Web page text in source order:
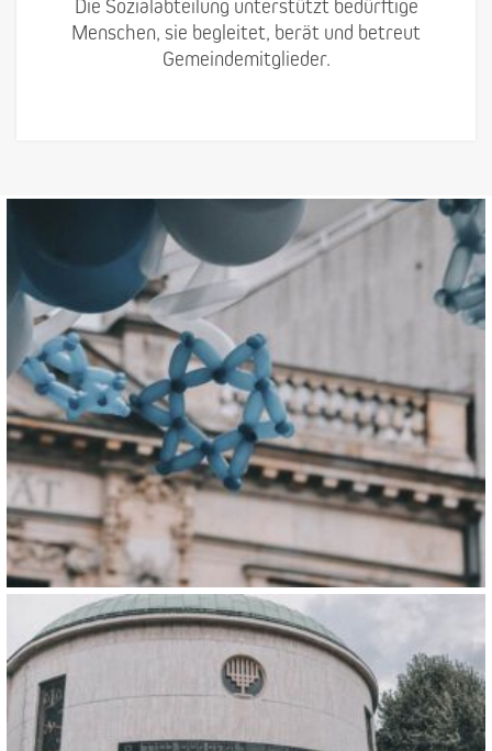
Die Sozialabteilung unterstützt bedürftige
Menschen, sie begleitet, berät und betreut
Gemeindemitglieder.